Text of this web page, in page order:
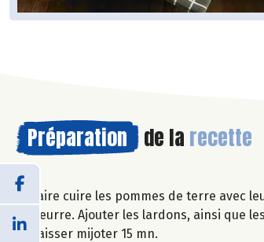
Préparation de la recette
Faire cuire les pommes de terre avec
beurre. Ajouter les lardons, ainsi que
Laisser mijoter 15 mn.